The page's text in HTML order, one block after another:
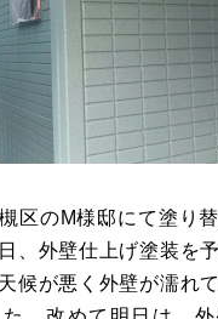
区のM様邸にて塗り
、外壁仕上げ塗装を
候が悪く外壁が濡れ